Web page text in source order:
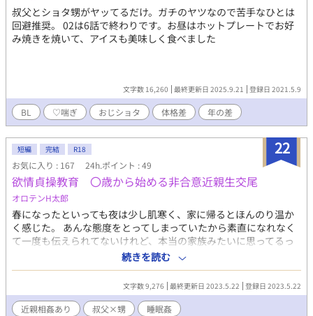
叔父とショタ甥がヤッてるだけ。ガチのヤツなので苦手なひとは
回避推奨。 02は6話で終わりです。お昼はホットプレートでお好
み焼きを焼いて、アイスも美味しく食べました
文字数 16,260 最終更新日 2025.9.21 登録日 2021.5.9
BL ♡喘ぎ おじショタ 体格差 年の差
22
短編 完結 R18
お気に入り : 167 24h.ポイント : 49
欲情貞操教育 〇歳から始める非合意近親生交尾
オロテンH太郎
春になったといっても夜は少し肌寒く、家に帰るとほんのり温か
く感じた。 あんな態度をとってしまっていたから素直になれなく
て一度も伝えられてないけれど、本当の家族みたいに思ってるっ
て父さんに伝えたい。 幼い頃、叔父に引き取られた樹は、卒業を
きっかけに叔父の本性を目の当たりにする……
続きを読む
文字数 9,276 最終更新日 2023.5.22 登録日 2023.5.22
近親相姦あり 叔父×甥 睡眠姦